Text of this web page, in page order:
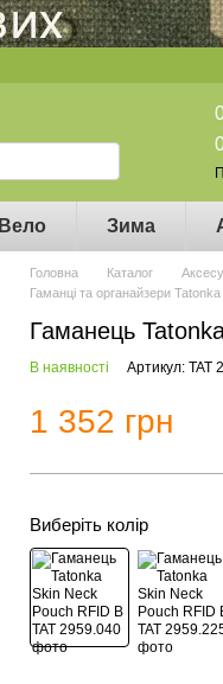
Вело Зима
Головна Каталог
Гаманці та органайзери Tatonka
Гаманець
В наявності Артикул: TAT
1 352 грн
Виберіть колір